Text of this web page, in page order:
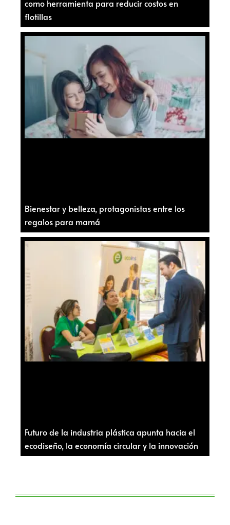
como herramienta para reducir costos en
flotillas
Bienestar y belleza, protagonistas entre los
regalos para mamá
Futuro de la industria plástica apunta hacia el
ecodiseño, la economía circular y la innovación